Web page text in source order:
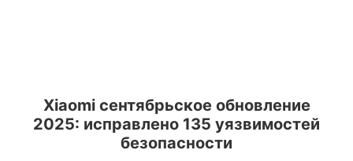
Xiaomi сентябрьское обновление
2025: исправлено 135 уязвимостей
безопасности